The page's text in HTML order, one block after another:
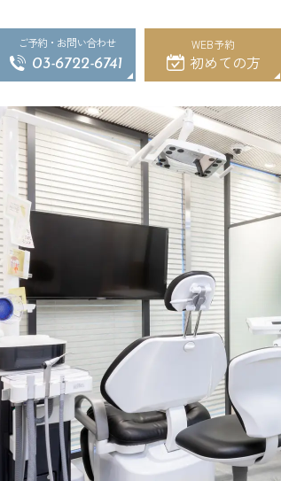
ご予約・お問い合わせ
03-6722-6741
WEB予約
初めての方